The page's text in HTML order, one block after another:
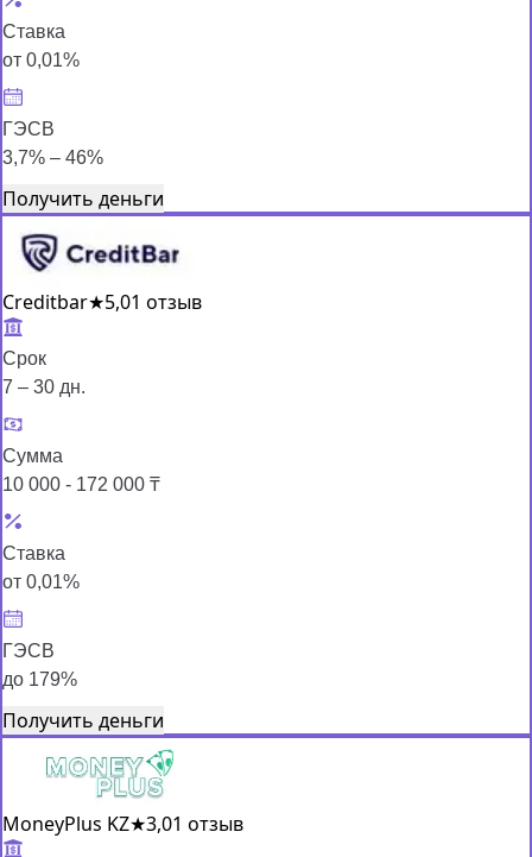
Ставка
от 0,01%
ГЭСВ
3,7% – 46%
Получить деньги
Creditbar★5,01 отзыв
Срок
7 – 30 дн.
Сумма
10 000 - 172 000 ₸
Ставка
от 0,01%
ГЭСВ
до 179%
Получить деньги
MoneyPlus KZ★3,01 отзыв